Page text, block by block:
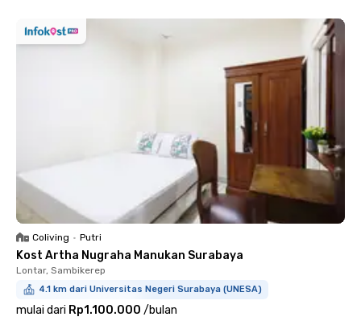
Coliving • Putri
Kost Artha Nugraha Manukan Surabaya
Lontar, Sambikerep
4.1 km dari Universitas Negeri Surabaya (UNESA)
mulai dari Rp1.100.000 /bulan